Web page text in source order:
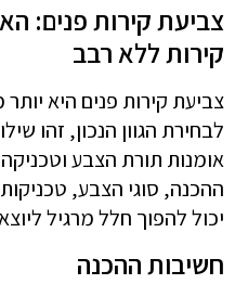
צביעת קירות פנים:
קירות ללא רבב
צביעת קירות פנים היא
לבחירת הגוון הנכון, זהו
אומנות תורת הצבע
ההכנה, סוגי הצבע,
יכול להפוך חלל מרגיל
חשיבות ההכנה